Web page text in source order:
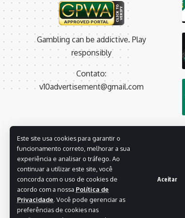
Este site usa cookies para garantir o
funcionamento correto, melhorar a sua
experiência e analisar o tráfego. Ao
continuar a utilizar este site, você
concorda com o uso de cookies de
acordo com a nossa Política de
Privacidade. Você pode gerenciar as
preferências de cookies nas
Aceitar
Gambling can be addictive. Play
responsibly
Contato:
v10advertisement@gmail.com